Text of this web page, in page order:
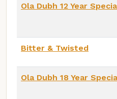
Ola Dubh 12 Year
Bitter & Twisted
Ola Dubh 18 Year